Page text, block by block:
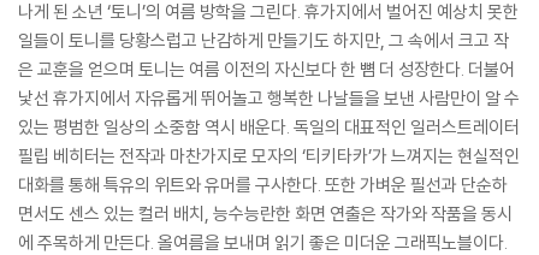
나게 된 소년 ‘토니’의 여름 방학을 그린다. 휴가지에서 벌어진 예상치 못한
일들이 토니를 당황스럽고 난감하게 만들기도 하지만, 그 속에서 크고 작
은 교훈을 얻으며 토니는 여름 이전의 자신보다 한 뼘 더 성장한다. 더불어
낯선 휴가지에서 자유롭게 뛰어놀고 행복한 나날들을 보낸 사람만이 알 수
있는 평범한 일상의 소중함 역시 배운다. 독일의 대표적인 일러스트레이터
필립 베히터는 전작과 마찬가지로 모자의 ‘티키타카’가 느껴지는 현실적인
대화를 통해 특유의 위트와 유머를 구사한다. 또한 가벼운 필선과 단순하
면서도 센스 있는 컬러 배치, 능수능란한 화면 연출은 작가와 작품을 동시
에 주목하게 만든다. 올여름을 보내며 읽기 좋은 미더운 그래픽노블이다.